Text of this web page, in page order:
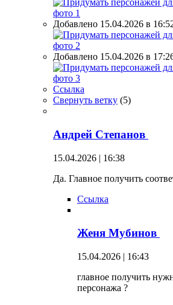
Добавлено 15.04.2026 в
Добавлено 15.04.2026 в
Ссылка
Свернуть ветку (5)
Андрей Степанов
15.04.2026 | 16:38
Да. Главное получить
Ссылка
Женя Мубинов
15.04.2026 | 16:43
главное получить
персонажа ?